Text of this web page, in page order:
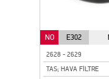
NO E302
2628 - 2629
TAS; HAVA FİLTRE